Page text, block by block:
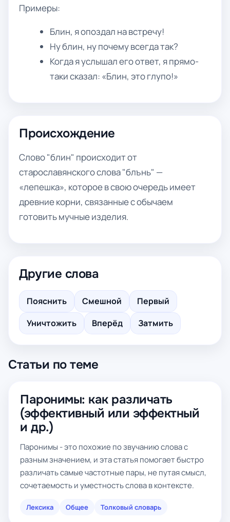
Примеры:
Блин, я опоздал на встречу!
Ну блин, ну почему всегда так?
Когда я услышал его ответ, я прямо-
таки сказал: «Блин, это глупо!»
Происхождение
Слово "блин" происходит от
старославянского слова "блънь" —
«лепешка», которое в свою очередь имеет
древние корни, связанные с обычаем
готовить мучные изделия.
Другие слова
Пояснить Смешной
Первый
Уничтожить
Вперёд Затмить
Статьи по теме
Паронимы: как различать
(эффективный или эффектный
и др.)
Паронимы - это похожие по звучанию слова с
разным значением, и эта статья помогает быстро
различать самые частотные пары, не путая смысл,
сочетаемость и уместность слова в контексте.
Лексика Общее Толковый словарь